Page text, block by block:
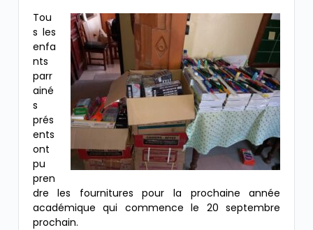
Tou
s les
enfa
nts
parr
ainé
s
prés
ents
ont
pu
pren
dre les fournitures pour la prochaine année
académique qui commence le 20 septembre
prochain.